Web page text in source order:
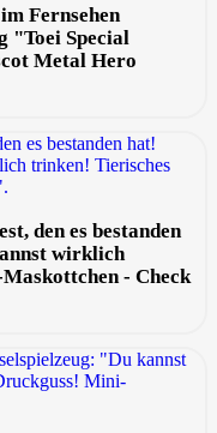
Fernsehen
"Toei Special
Metal Hero
den es bestanden
wirklich
- Check